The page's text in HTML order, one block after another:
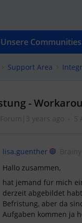
Unsere
Support Area
-
years ago 5
lisa.guenther
Brainy
Hallo zusammen,
hat jemand für mich
derzeit abgebildet
Befristung, aber da
Aufgaben kommen ja